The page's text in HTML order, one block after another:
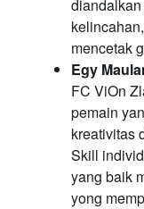
mencetak
Egy
FC ViOn
pemain
kreativitas
Skill
yang baik
yong